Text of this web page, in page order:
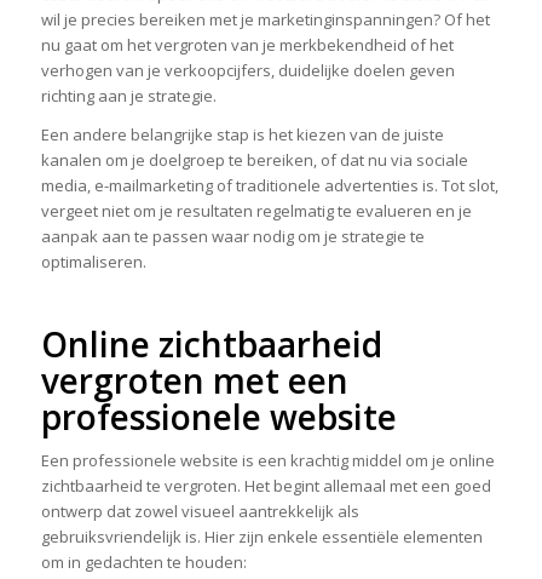
wil je precies bereiken met je marketinginspanningen? Of het
nu gaat om het vergroten van je merkbekendheid of het
verhogen van je verkoopcijfers, duidelijke doelen geven
richting aan je strategie.
Een andere belangrijke stap is het kiezen van de juiste
kanalen om je doelgroep te bereiken, of dat nu via sociale
media, e-mailmarketing of traditionele advertenties is. Tot slot,
vergeet niet om je resultaten regelmatig te evalueren en je
aanpak aan te passen waar nodig om je strategie te
optimaliseren.
Online zichtbaarheid
vergroten met een
professionele website
Een professionele website is een krachtig middel om je online
zichtbaarheid te vergroten. Het begint allemaal met een goed
ontwerp dat zowel visueel aantrekkelijk als
gebruiksvriendelijk is. Hier zijn enkele essentiële elementen
om in gedachten te houden: